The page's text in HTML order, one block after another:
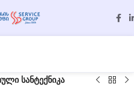
სანტექნიკა